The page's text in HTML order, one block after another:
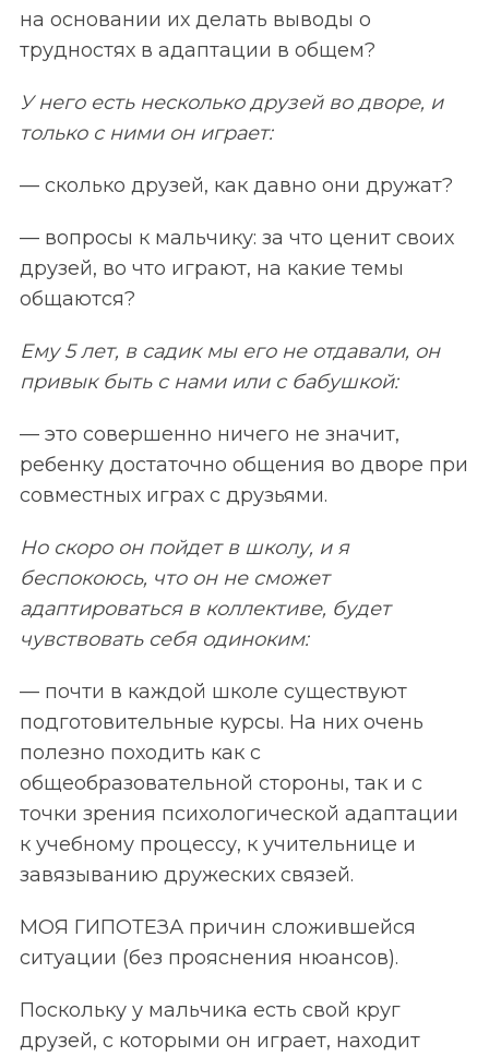
на основании их делать выводы о
трудностях в адаптации в общем?
У него есть несколько друзей во дворе, и
только с ними он играет:
— сколько друзей, как давно они дружат?
— вопросы к мальчику: за что ценит своих
друзей, во что играют, на какие темы
общаются?
Ему 5 лет, в садик мы его не отдавали, он
привык быть с нами или с бабушкой:
— это совершенно ничего не значит,
ребенку достаточно общения во дворе при
совместных играх с друзьями.
Но скоро он пойдет в школу, и я
беспокоюсь, что он не сможет
адаптироваться в коллективе, будет
чувствовать себя одиноким:
— почти в каждой школе существуют
подготовительные курсы. На них очень
полезно походить как с
общеобразовательной стороны, так и с
точки зрения психологической адаптации
к учебному процессу, к учительнице и
завязыванию дружеских связей.
МОЯ ГИПОТЕЗА причин сложившейся
ситуации (без прояснения нюансов).
Поскольку у мальчика есть свой круг
друзей, с которыми он играет, находит
S
e
r
c
f
o
По авторам